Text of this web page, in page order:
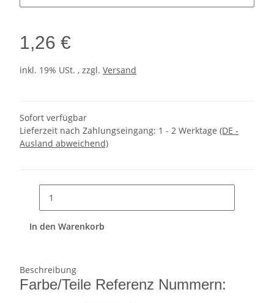
1,26 €
inkl. 19% USt. , zzgl. Versand
Sofort verfügbar
Lieferzeit nach Zahlungseingang: 1 - 2 Werktage (DE -
Ausland abweichend)
In den Warenkorb
Beschreibung
Farbe/Teile Referenz Nummern: